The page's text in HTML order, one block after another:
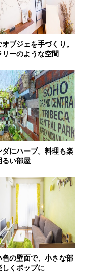
ブジェを手づくり。
リーのような空間
ダにハーブ。料理も楽
るい部屋
色の壁面で、小さな部
しくポップに